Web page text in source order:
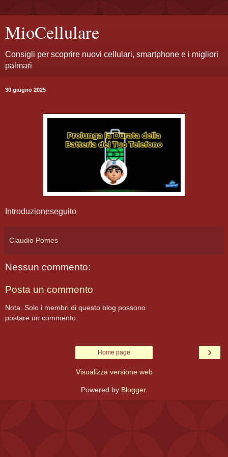
MioCellulare
Consigli per scoprire nuovi cellulari, smartphone e i migliori
palmari
30 giugno 2025
Introduzioneseguito
Claudio Pomes
Nessun commento:
Posta un commento
Nota. Solo i membri di questo blog possono
postare un commento.
›
Home page
Visualizza versione web
Powered by Blogger.